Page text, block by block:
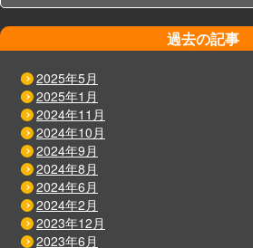
過去の記事
2025年5月
2025年1月
2024年11月
2024年10月
2024年9月
2024年8月
2024年6月
2024年2月
2023年12月
2023年6月